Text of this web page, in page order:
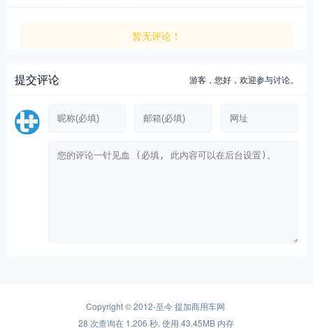
暂无评论！
提交评论 游客，您好，欢迎参与讨论。
Copyright © 2012-至今提加商用车网
28 次查询在 1.206 秒, 使用 43.45MB 内存